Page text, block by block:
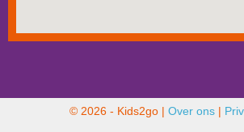
© 2026 - Kids2go | Over ons |